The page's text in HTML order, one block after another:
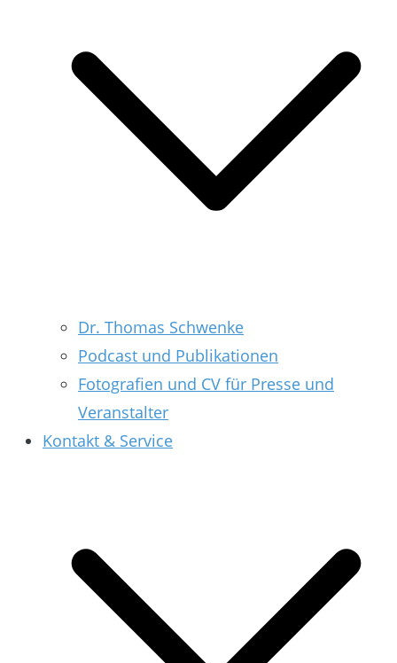
Dr. Thomas Schwenke
Podcast und Publikationen
Fotografien und CV für Presse und
Veranstalter
Kontakt & Service